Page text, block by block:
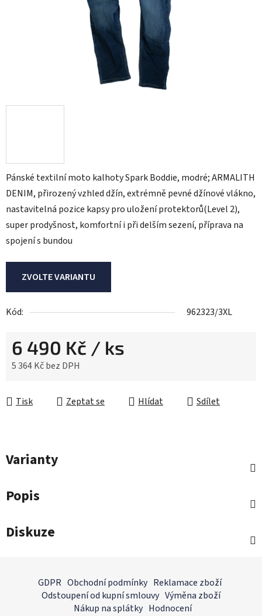
Pánské textilní moto kalhoty Spark Boddie, modré; ARMALITH
DENIM, přirozený vzhled džín, extrémně pevné džínové vlákno,
nastavitelná pozice kapsy pro uložení protektorů(Level 2),
super prodyšnost, komfortní i při delším sezení, příprava na
spojení s bundou
ZVOLTE VARIANTU
Kód: 962323/3XL
6 490 Kč / ks
5 364 Kč bez DPH
Tisk
Zeptat se Hlídat Sdílet
Varianty
Popis
Diskuze
GDPR Obchodní podmínky Reklamace zboží
Odstoupení od kupní smlouvy Výměna zboží
Nákup na splátky Hodnocení